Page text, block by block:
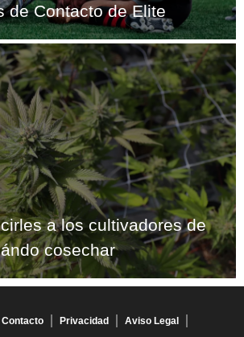
de Contacto de Elite
a los cultivadores de
cosechar
Contacto Privacidad Aviso Legal